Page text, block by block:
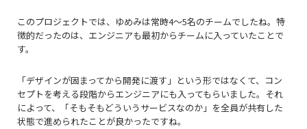
このプロジェクトでは、ゆめみは常時4〜5名のチームでしたね。特
徴的だったのは、エンジニアも最初からチームに入っていたことで
す。
「デザインが固まってから開発に渡す」という形ではなくて、コン
セプトを考える段階からエンジニアにも入ってもらいました。それ
によって、「そもそもどういうサービスなのか」を全員が共有した
状態で進められたことが良かったですね。